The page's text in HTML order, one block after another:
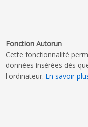
Fonction Autorun
Cette fonctionnalité
données insérées dès
l'ordinateur. En savoir